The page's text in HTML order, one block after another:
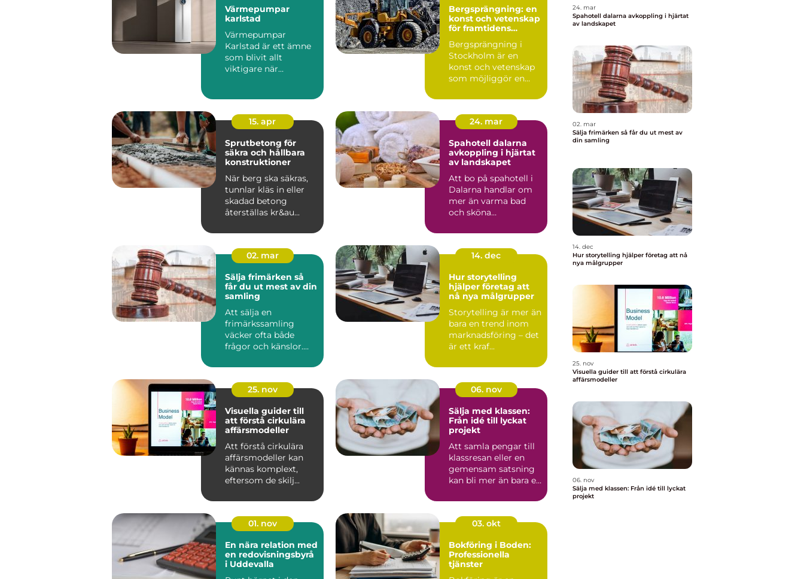
Värmepumpar
karlstad
Värmepumpar
Karlstad är ett ämne
som blivit allt
viktigare när
Bergsprängning: en
konst och vetenskap
för framtidens
Bergsprängning i
Stockholm är en
konst och vetenskap
som möjliggör en
15. apr
Sprutbetong för
säkra och hållbara
konstruktioner
När berg ska säkras,
tunnlar kläs in eller
skadad betong
återställas kr&au...
24. mar
Spahotell dalarna
avkoppling i hjärtat
av landskapet
Att bo på spahotell i
Dalarna handlar om
mer än varma bad
och sköna
söker sig hi...
02. mar
Sälja frimärken så
får du ut mest av din
samling
Att sälja en
frimärkssamling
väcker ofta både
frågor och känslor.
album och lådor frå...
14. dec
Hur storytelling
hjälper företag att
nå nya målgrupper
Storytelling är mer än
bara en trend inom
marknadsföring – det
är ett kraf...
25. nov
Visuella guider till
att förstå cirkulära
affärsmodeller
Att förstå cirkulära
affärsmodeller kan
kännas komplext,
eftersom de skilj...
06. nov
Sälja med klassen:
Från idé till lyckat
projekt
Att samla pengar till
klassresan eller en
gemensam satsning
kan bli mer än bara en
01. nov
En nära relation med
en redovisningsbyrå
i Uddevalla
03. okt
Bokföring i Boden:
Professionella
tjänster
24. mar
Spahotell dalarna avkoppling i hjärtat
av landskapet
02. mar
Sälja frimärken så får du ut mest av
din samling
14. dec
Hur storytelling hjälper företag att nå
nya målgrupper
25. nov
Visuella guider till att förstå cirkulära
affärsmodeller
06. nov
Sälja med klassen: Från idé till lyckat
projekt